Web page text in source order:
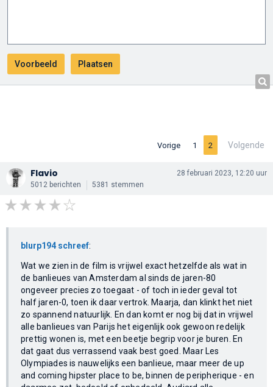
Vorige 1 2 Volgende
Flavio
5012 berichten 5381 stemmen
28 februari 2023, 12:20 uur
blurp194 schreef:
Wat we zien in de film is vrijwel exact hetzelfde als wat in
de banlieues van Amsterdam al sinds de jaren-80
ongeveer precies zo toegaat - of toch in ieder geval tot
half jaren-0, toen ik daar vertrok. Maarja, dan klinkt het niet
zo spannend natuurlijk. En dan komt er nog bij dat in vrijwel
alle banlieues van Parijs het eigenlijk ook gewoon redelijk
prettig wonen is, met een beetje begrip voor je buren. En
dat gaat dus verrassend vaak best goed. Maar Les
Olympiades is nauwelijks een banlieue, maar meer de up
and coming hipster place to be, binnen de peripherique - en